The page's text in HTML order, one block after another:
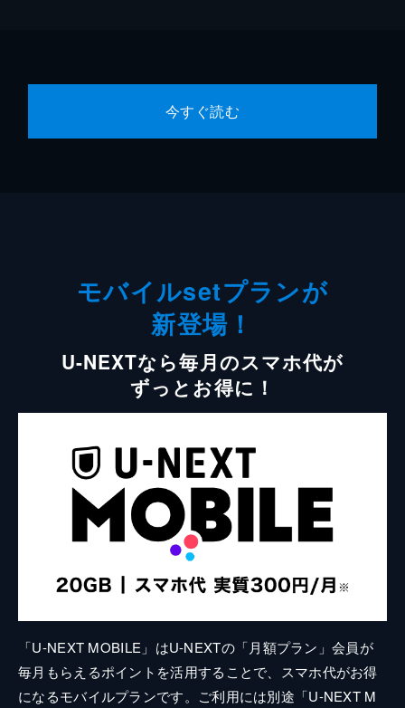
今すぐ読む
モバイルsetプランが
新登場！
U-NEXTなら毎月のスマホ代が
ずっとお得に！
「U-NEXT MOBILE」はU-NEXTの「月額プラン」会員が
毎月もらえるポイントを活用することで、スマホ代がお得
になるモバイルプランです。ご利用には別途「U-NEXT M